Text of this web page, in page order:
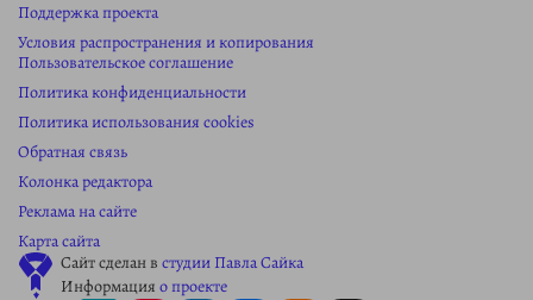
Поддержка проекта
Условия распространения и копирования
Пользовательское соглашение
Политика конфиденциальности
Политика использования cookies
Обратная связь
Колонка редактора
Реклама на сайте
Карта сайта
Сайт сделан в студии Павла Сайка
Информация о проекте